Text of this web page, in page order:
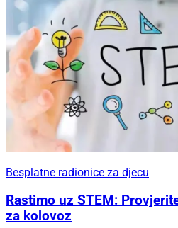
Besplatne radionice za djecu
Rastimo uz STEM:
za kolovoz